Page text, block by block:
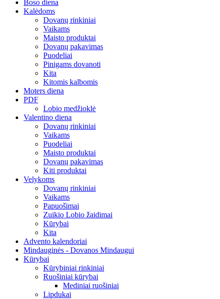
Boso diena
Kalėdoms
Dovanų rinkiniai
Vaikams
Maisto produktai
Dovanų pakavimas
Puodeliai
Pinigams dovanoti
Kita
Kitomis kalbomis
Moters diena
PDF
Lobio medžioklė
Valentino diena
Dovanų rinkiniai
Vaikams
Puodeliai
Maisto produktai
Dovanų pakavimas
Kiti produktai
Velykoms
Dovanų rinkiniai
Vaikams
Papuošimai
Zuikio Lobio žaidimai
Kūrybai
Kita
Advento kalendoriai
Mindauginės - Dovanos Mindaugui
Kūrybai
Kūrybiniai rinkiniai
Ruošiniai kūrybai
Mediniai ruošiniai
Lipdukai